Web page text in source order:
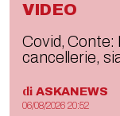
VIDEO
Covid, Conte:
cancellerie,
di ASKANEWS
06/08/2026 20:52